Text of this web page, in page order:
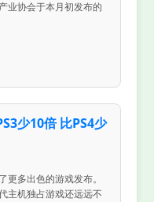
业协会于本月初发布的
少10倍 比PS4少
更多出色的游戏发布。
主机独占游戏还远远不